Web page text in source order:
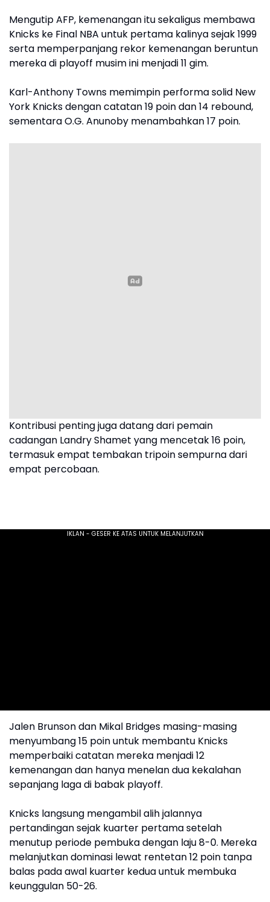
Mengutip AFP, kemenangan itu sekaligus membawa
Knicks ke Final NBA untuk pertama kalinya sejak 1999
serta memperpanjang rekor kemenangan beruntun
mereka di playoff musim ini menjadi 11 gim.
Karl-Anthony Towns memimpin performa solid New
York Knicks dengan catatan 19 poin dan 14 rebound,
sementara O.G. Anunoby menambahkan 17 poin.
Kontribusi penting juga datang dari pemain
cadangan Landry Shamet yang mencetak 16 poin,
termasuk empat tembakan tripoin sempurna dari
empat percobaan.
Jalen Brunson dan Mikal Bridges masing-masing
menyumbang 15 poin untuk membantu Knicks
memperbaiki catatan mereka menjadi 12
kemenangan dan hanya menelan dua kekalahan
sepanjang laga di babak playoff.
Knicks langsung mengambil alih jalannya
pertandingan sejak kuarter pertama setelah
menutup periode pembuka dengan laju 8-0. Mereka
melanjutkan dominasi lewat rentetan 12 poin tanpa
balas pada awal kuarter kedua untuk membuka
keunggulan 50-26.